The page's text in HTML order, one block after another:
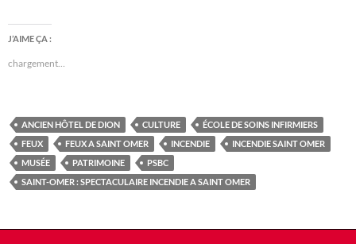
J’AIME ÇA :
chargement…
ANCIEN HÔTEL DE DION CULTURE
ÉCOLE DE SOINS INFIRMIERS
FEUX
FEUX A SAINT OMER INCENDIE
INCENDIE SAINT OMER
MUSÉE
PATRIMOINE
PSBC
SAINT-OMER : SPECTACULAIRE INCENDIE A SAINT OMER